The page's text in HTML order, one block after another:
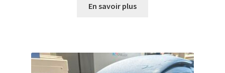
En savoir plus